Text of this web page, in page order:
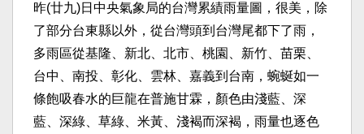
昨(廿九)日中央氣象局的台灣累績雨量圖，很美，除
了部分台東縣以外，從台灣頭到台灣尾都下了雨，
多雨區從基隆、新北、北市、桃園、新竹、苗栗、
台中、南投、彰化、雲林、嘉義到台南，蜿蜒如一
條飽吸春水的巨龍在普施甘霖，顏色由淺藍、深
藍、深綠、草綠、米黃、淺褐而深褐，雨量也逐色